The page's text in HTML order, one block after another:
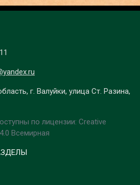
г. Валуйки, улица Ст. Разина,
по лицензии: Creative
Всемирная